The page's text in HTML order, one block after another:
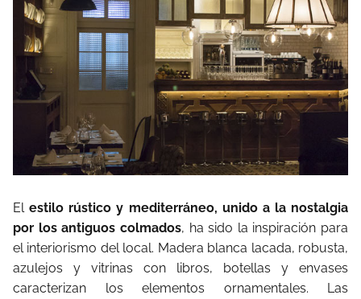
Elestilo rústico y mediterráneo, unido a la nostalgia
por los antiguos colmados, ha sido la inspiración para
el interiorismo del local. Madera blanca lacada, robusta,
azulejos y vitrinas con libros, botellas y envases
caracterizan los elementos ornamentales. Las